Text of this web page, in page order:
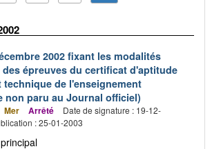
2002 fixant les modalités
épreuves du certificat d'aptitude
de l'enseignement
non paru au Journal officiel)
Mer Arrêté
Date de signature : 19-12-
: 25-01-2003